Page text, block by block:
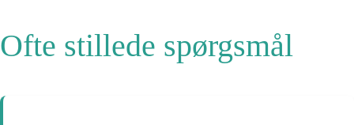
Ofte stillede spørgsmål